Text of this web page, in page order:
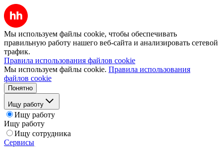
Мы используем файлы cookie, чтобы обеспечивать
правильную работу нашего веб-сайта и анализировать сетевой
трафик.
Правила использования файлов cookie
Мы используем файлы cookie. Правила использования
файлов cookie
Понятно
Ищу работу
Ищу работу
Ищу работу
Ищу сотрудника
Сервисы